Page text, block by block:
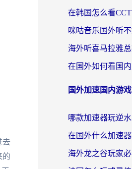
去
的
国外加速国内游戏